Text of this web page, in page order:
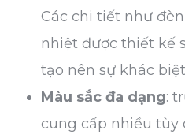
Các chi tiết như
nhiệt được thiết kế
tạo nên sự khác
Màu sắc đa dạng:
cung cấp nhiều tùy